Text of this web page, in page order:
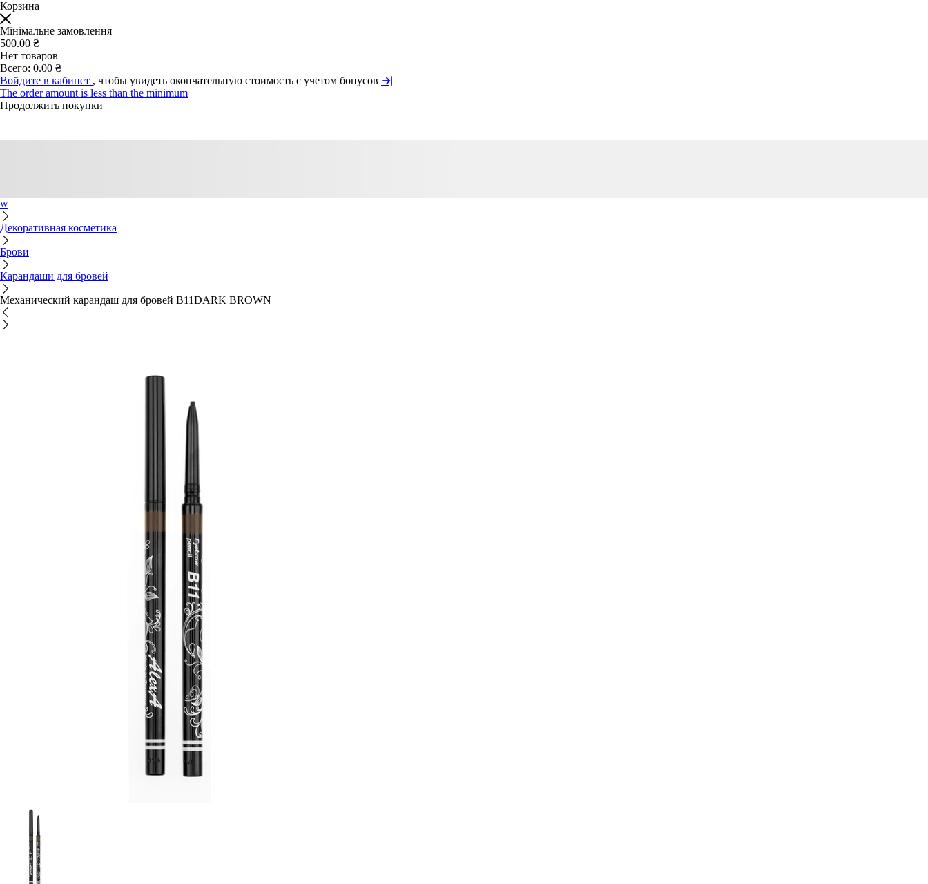
Корзина
Мінімальне замовлення
500.00 ₴
Нет товаров
Всего: 0.00 ₴
Войдите в кабинет , чтобы увидеть окончательную стоимость с учетом бонусов
The order amount is less than the minimum
Продолжить покупки
w
Декоративная косметика
Брови
Карандаши для бровей
Механический карандаш для бровей B11DARK BROWN